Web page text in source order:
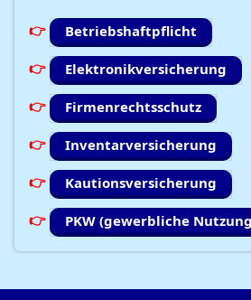
Betriebshaftpflicht
Elektronikversicherung
Firmenrechtsschutz
Inventarversicherung
Kautionsversicherung
PKW (gewerbliche